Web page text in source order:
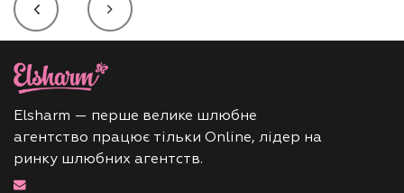
Elsharm — перше велике шлюбне
агентство працює тільки Online, лідер на
ринку шлюбних агентств.